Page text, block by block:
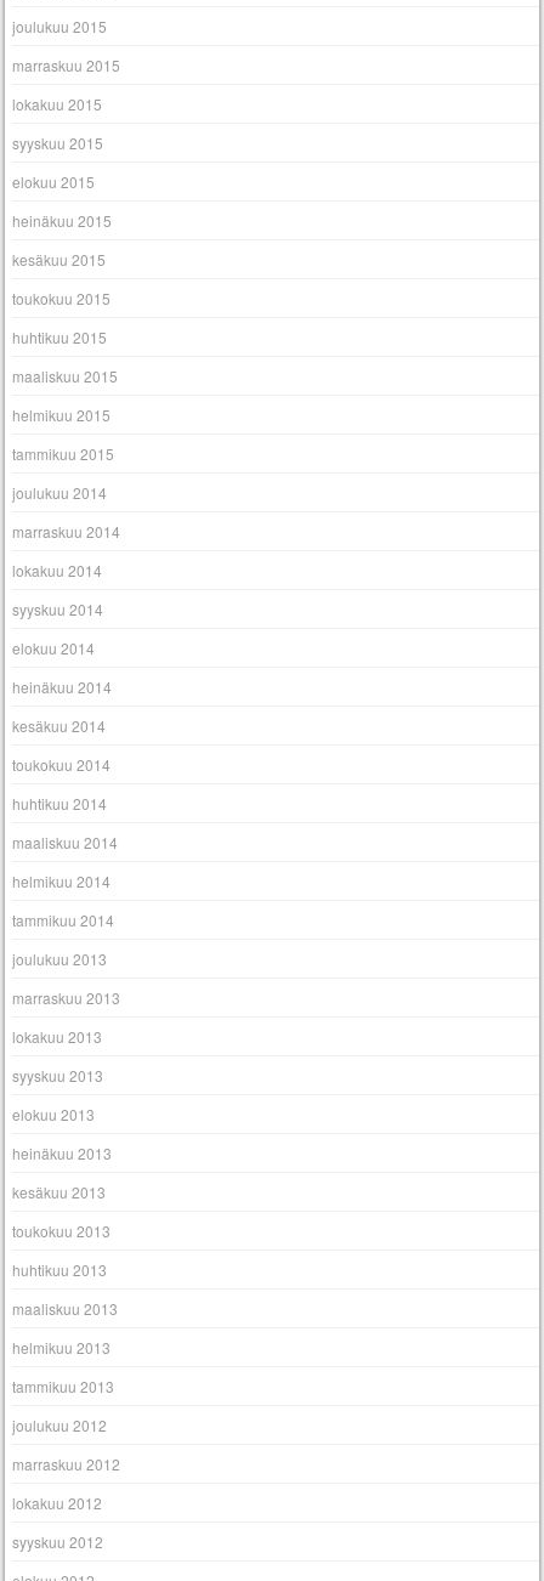
joulukuu 2015
marraskuu 2015
lokakuu 2015
syyskuu 2015
elokuu 2015
heinäkuu 2015
kesäkuu 2015
toukokuu 2015
huhtikuu 2015
maaliskuu 2015
helmikuu 2015
tammikuu 2015
joulukuu 2014
marraskuu 2014
lokakuu 2014
syyskuu 2014
elokuu 2014
heinäkuu 2014
kesäkuu 2014
toukokuu 2014
huhtikuu 2014
maaliskuu 2014
helmikuu 2014
tammikuu 2014
joulukuu 2013
marraskuu 2013
lokakuu 2013
syyskuu 2013
elokuu 2013
heinäkuu 2013
kesäkuu 2013
toukokuu 2013
huhtikuu 2013
maaliskuu 2013
helmikuu 2013
tammikuu 2013
joulukuu 2012
marraskuu 2012
lokakuu 2012
syyskuu 2012